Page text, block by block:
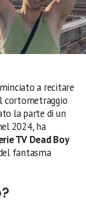
a recitare
cortometraggio
la parte di un
2024, ha
TV Dead Boy
fantasma